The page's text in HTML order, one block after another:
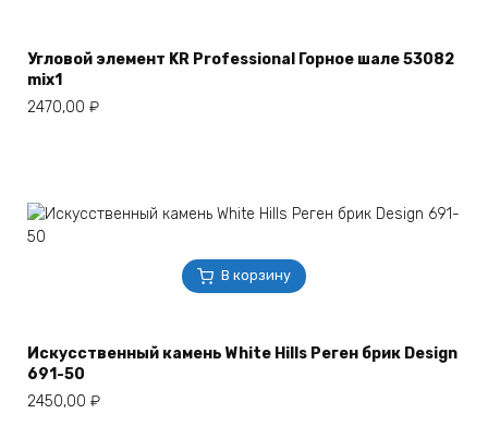
Угловой элемент KR Professional Горное шале 53082
mix1
2470,00 ₽
В корзину
Искусственный камень White Hills Реген брик Design
691-50
2450,00 ₽